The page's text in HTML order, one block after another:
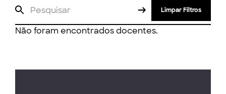
Limpar Filtros
Não foram encontrados docentes.